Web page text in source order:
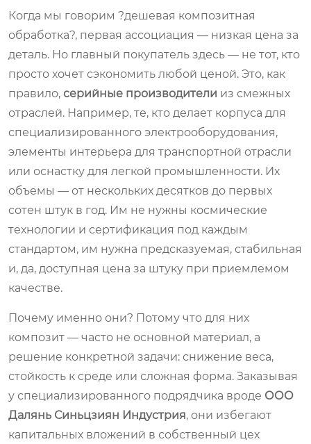
Когда мы говорим ?дешевая композитная
обработка?, первая ассоциация — низкая цена за
деталь. Но главный покупатель здесь — не тот, кто
просто хочет сэкономить любой ценой. Это, как
правило, серийные производители из смежных
отраслей. Например, те, кто делает корпуса для
специализированного электрооборудования,
элементы интерьера для транспортной отрасли
или оснастку для легкой промышленности. Их
объемы — от нескольких десятков до первых
сотен штук в год. Им не нужны космические
технологии и сертификация под каждым
стандартом, им нужна предсказуемая, стабильная
и, да, доступная цена за штуку при приемлемом
качестве.
Почему именно они? Потому что для них
композит — часто не основной материал, а
решение конкретной задачи: снижение веса,
стойкость к среде или сложная форма. Заказывая
у специализированного подрядчика вроде ООО
Далянь Синьцзиян Индустрия, они избегают
капитальных вложений в собственный цех